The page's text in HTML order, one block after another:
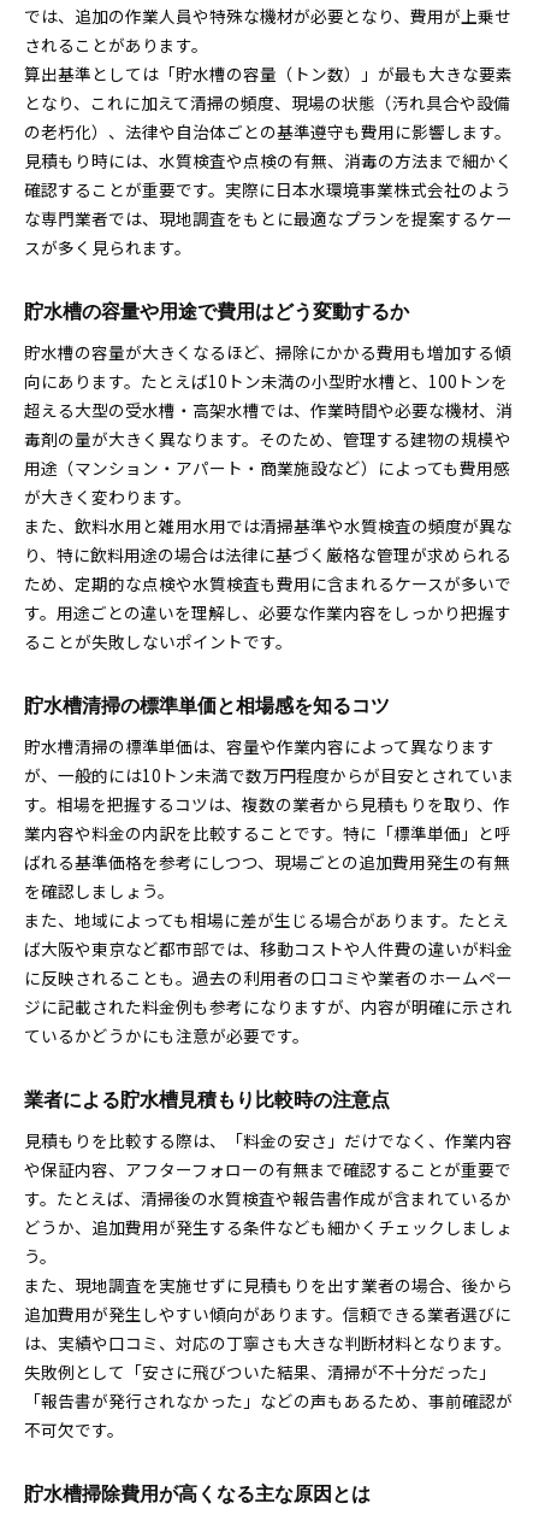
貯水槽掃除費用に含まれるサービス内容の確認
安全な水質確保に必要な清掃頻度とは
貯水槽掃除は年に何回行えば良いか解説
水質安全を守る貯水槽清掃の理想的な頻度
法的基準に基づく貯水槽清掃サイクルの実態
貯水槽の衛生管理に必要な清掃計画の立て方
清掃頻度と費用のバランスを考慮するポイント
貯水槽掃除の料金比較で失敗しない方法
貯水槽清掃業者料金の違いと選び方のポイント
見積もり内容で注目すべき貯水槽費用の内訳
安さだけで選ばない貯水槽掃除業者の探し方
必要なサービスが含まれているか事前確認を
受水槽メンテナンス費用の賢い考え方
受水槽メンテナンスの費用相場と内訳を解説
貯水槽と受水槽のメンテナンス費用の違い
受水槽清掃の必要性とコスト削減のコツ
定期メンテナンスで発生する費用を抑える方法
費用に見合う受水槽サービス内容を選ぶ基準
では、追加の作業人員や特殊な機材が必要となり、費用が上乗せ
されることがあります。
算出基準としては「貯水槽の容量（トン数）」が最も大きな要素
となり、これに加えて清掃の頻度、現場の状態（汚れ具合や設備
の老朽化）、法律や自治体ごとの基準遵守も費用に影響します。
見積もり時には、水質検査や点検の有無、消毒の方法まで細かく
確認することが重要です。実際に日本水環境事業株式会社のよう
な専門業者では、現地調査をもとに最適なプランを提案するケー
スが多く見られます。
貯水槽の容量や用途で費用はどう変動するか
貯水槽の容量が大きくなるほど、掃除にかかる費用も増加する傾
向にあります。たとえば10トン未満の小型貯水槽と、100トンを
超える大型の受水槽・高架水槽では、作業時間や必要な機材、消
毒剤の量が大きく異なります。そのため、管理する建物の規模や
用途（マンション・アパート・商業施設など）によっても費用感
が大きく変わります。
また、飲料水用と雑用水用では清掃基準や水質検査の頻度が異な
り、特に飲料用途の場合は法律に基づく厳格な管理が求められる
ため、定期的な点検や水質検査も費用に含まれるケースが多いで
す。用途ごとの違いを理解し、必要な作業内容をしっかり把握す
ることが失敗しないポイントです。
貯水槽清掃の標準単価と相場感を知るコツ
貯水槽清掃の標準単価は、容量や作業内容によって異なります
が、一般的には10トン未満で数万円程度からが目安とされていま
す。相場を把握するコツは、複数の業者から見積もりを取り、作
業内容や料金の内訳を比較することです。特に「標準単価」と呼
ばれる基準価格を参考にしつつ、現場ごとの追加費用発生の有無
を確認しましょう。
また、地域によっても相場に差が生じる場合があります。たとえ
ば大阪や東京など都市部では、移動コストや人件費の違いが料金
に反映されることも。過去の利用者の口コミや業者のホームペー
ジに記載された料金例も参考になりますが、内容が明確に示され
ているかどうかにも注意が必要です。
業者による貯水槽見積もり比較時の注意点
見積もりを比較する際は、「料金の安さ」だけでなく、作業内容
や保証内容、アフターフォローの有無まで確認することが重要で
す。たとえば、清掃後の水質検査や報告書作成が含まれているか
どうか、追加費用が発生する条件なども細かくチェックしましょ
う。
また、現地調査を実施せずに見積もりを出す業者の場合、後から
追加費用が発生しやすい傾向があります。信頼できる業者選びに
は、実績や口コミ、対応の丁寧さも大きな判断材料となります。
失敗例として「安さに飛びついた結果、清掃が不十分だった」
「報告書が発行されなかった」などの声もあるため、事前確認が
不可欠です。
貯水槽掃除費用が高くなる主な原因とは